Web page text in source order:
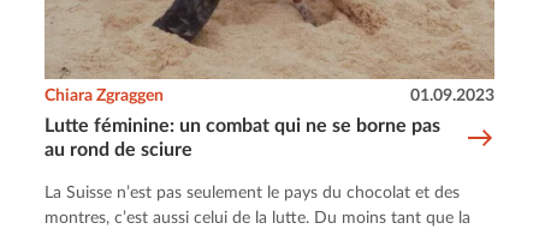
Lutte féminine: un combat qui ne se borne pas
au rond de sciure
Chiara Zgraggen 01.09.2023
La Suisse n’est pas seulement le pays du chocolat et des
montres, c’est aussi celui de la lutte. Du moins tant que la